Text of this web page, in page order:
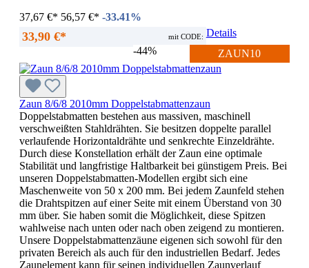
37,67 €* 56,57 €* -33.41%
33,90 €* mit CODE:
ZAUN10
Details
-44%
Zaun 8/6/8 2010mm Doppelstabmattenzaun
Doppelstabmatten bestehen aus massiven, maschinell
verschweißten Stahldrähten. Sie besitzen doppelte parallel
verlaufende Horizontaldrähte und senkrechte Einzeldrähte.
Durch diese Konstellation erhält der Zaun eine optimale
Stabilität und langfristige Haltbarkeit bei günstigem Preis. Bei
unseren Doppelstabmatten-Modellen ergibt sich eine
Maschenweite von 50 x 200 mm. Bei jedem Zaunfeld stehen
die Drahtspitzen auf einer Seite mit einem Überstand von 30
mm über. Sie haben somit die Möglichkeit, diese Spitzen
wahlweise nach unten oder nach oben zeigend zu montieren.
Unsere Doppelstabmattenzäune eigenen sich sowohl für den
privaten Bereich als auch für den industriellen Bedarf. Jedes
Zaunelement kann für seinen individuellen Zaunverlauf